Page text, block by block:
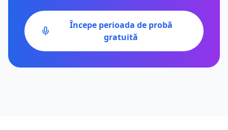
Începe perioada de probă
gratuită